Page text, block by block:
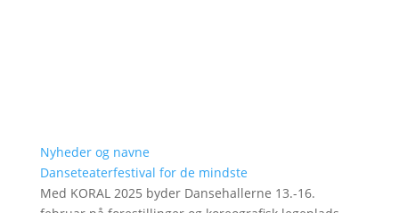
Nyheder og navne
Danseteaterfestival for de mindste
Med KORAL 2025 byder Dansehallerne 13.-16.